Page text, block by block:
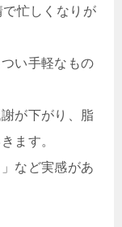
忙しくなりが
い手軽なもの
が下がり、脂
ます。
など実感があ